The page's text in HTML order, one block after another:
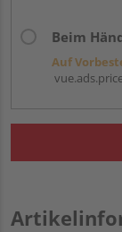
Beim
Auf